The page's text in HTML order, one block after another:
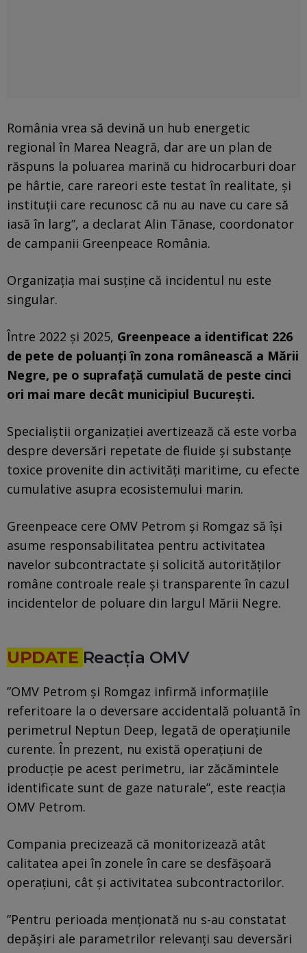
România vrea să devină un hub energetic
regional în Marea Neagră, dar are un plan de
răspuns la poluarea marină cu hidrocarburi doar
pe hârtie, care rareori este testat în realitate, și
instituții care recunosc că nu au nave cu care să
iasă în larg”, a declarat Alin Tănase, coordonator
de campanii Greenpeace România.
Organizația mai susține că incidentul nu este
singular.
Între 2022 și 2025, Greenpeace a identificat 226
de pete de poluanți în zona românească a Mării
Negre, pe o suprafață cumulată de peste cinci
ori mai mare decât municipiul București.
Specialiștii organizației avertizează că este vorba
despre deversări repetate de fluide și substanțe
toxice provenite din activități maritime, cu efecte
cumulative asupra ecosistemului marin.
Greenpeace cere OMV Petrom și Romgaz să își
asume responsabilitatea pentru activitatea
navelor subcontractate și solicită autorităților
române controale reale și transparente în cazul
incidentelor de poluare din largul Mării Negre.
UPDATE Reacţia OMV
”OMV Petrom şi Romgaz infirmă informaţiile
referitoare la o deversare accidentală poluantă în
perimetrul Neptun Deep, legată de operaţiunile
curente. În prezent, nu există operaţiuni de
producţie pe acest perimetru, iar zăcămintele
identificate sunt de gaze naturale”, este reacţia
OMV Petrom.
Compania precizează că monitorizează atât
calitatea apei în zonele în care se desfăşoară
operaţiuni, cât şi activitatea subcontractorilor.
”Pentru perioada menţionată nu s-au constatat
depăşiri ale parametrilor relevanţi sau deversări